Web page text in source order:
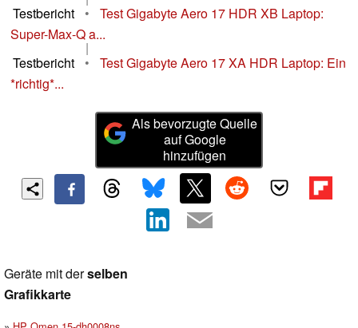
Testbericht
•
Test Gigabyte Aero 17 HDR XB Laptop:
Super-Max-Q a...
|
Testbericht
•
Test Gigabyte Aero 17 XA HDR Laptop: Ein
*richtig*...
Als bevorzugte Quelle
auf Google
hinzufügen
Geräte mit derselben
Grafikkarte